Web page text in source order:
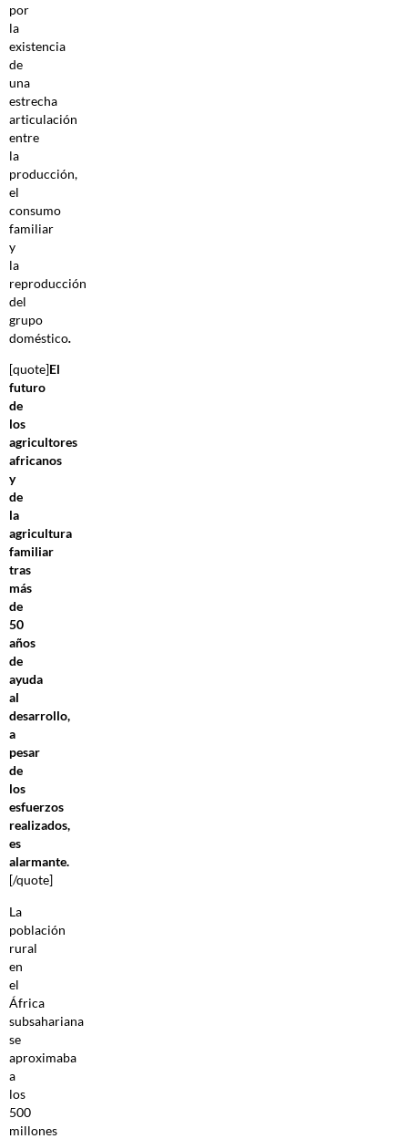
por
la
existencia
de
una
estrecha
articulación
entre
la
producción,
el
consumo
familiar
y
la
reproducción
del
grupo
doméstico.
[quote]El
futuro
de
los
agricultores
africanos
y
de
la
agricultura
familiar
tras
más
de
50
años
de
ayuda
al
desarrollo,
a
pesar
de
los
esfuerzos
realizados,
es
alarmante.
[/quote]
La
población
rural
en
el
África
subsahariana
se
aproximaba
a
los
500
millones